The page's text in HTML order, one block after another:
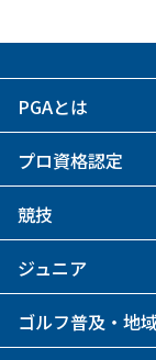
PGAとは
プロ資格認定
競技
ジュニア
ゴルフ普及・地